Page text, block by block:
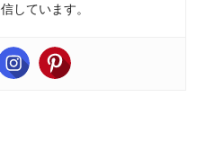
しています。